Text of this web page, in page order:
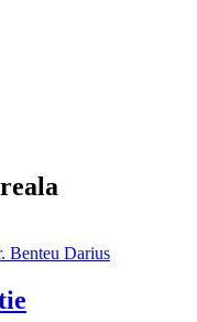
Benteu Darius